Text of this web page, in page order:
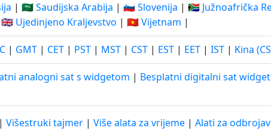
| 🇸🇦 Saudijska Arabija | 🇸🇮 Slovenija | 🇿🇦 Južnoafrička
🇬🇧 Ujedinjeno Kraljevstvo | 🇻🇳 Vijetnam |
| GMT | CET | PST | MST | CST | EST | EET | IST | Kina
analogni sat s widgetom | Besplatni digitalni sat widget
| Višestruki tajmer | Više alata za vrijeme | Alati za